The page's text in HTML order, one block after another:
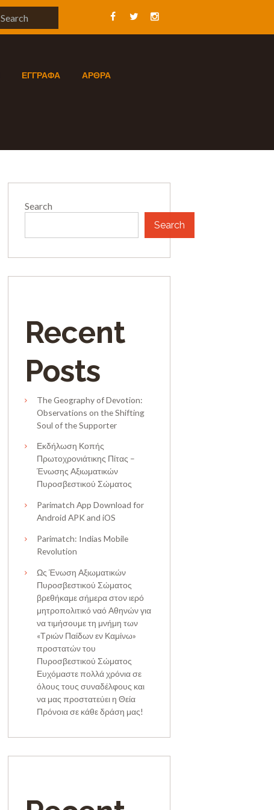
ΕΓΓΡΑΦΑ
ΑΡΘΡΑ
Search
Search
Recent
Posts
The Geography of Devotion:
Observations on the Shifting
Soul of the Supporter
Εκδήλωση Κοπής
Πρωτοχρονιάτικης Πίτας –
Ένωσης Αξιωματικών
Πυροσβεστικού Σώματος
Parimatch App Download for
Android APK and iOS
Parimatch: Indias Mobile
Revolution
Ως Ένωση Αξιωματικών
Πυροσβεστικού Σώματος
βρεθήκαμε σήμερα στον ιερό
μητροπολιτικό ναό Αθηνών για
να τιμήσουμε τη μνήμη των
«Τριών Παίδων εν Καμίνω»
προστατών του
Πυροσβεστικού Σώματος
Ευχόμαστε πολλά χρόνια σε
όλους τους συναδέλφους και
να μας προστατεύει η Θεία
Πρόνοια σε κάθε δράση μας!